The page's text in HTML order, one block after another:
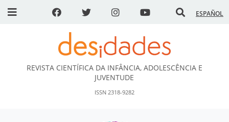
ESPAÑOL
DESidades
REVISTA CIENTÍFICA DA INFÂNCIA, ADOLESCÊNCIA E
JUVENTUDE
ISSN 2318-9282